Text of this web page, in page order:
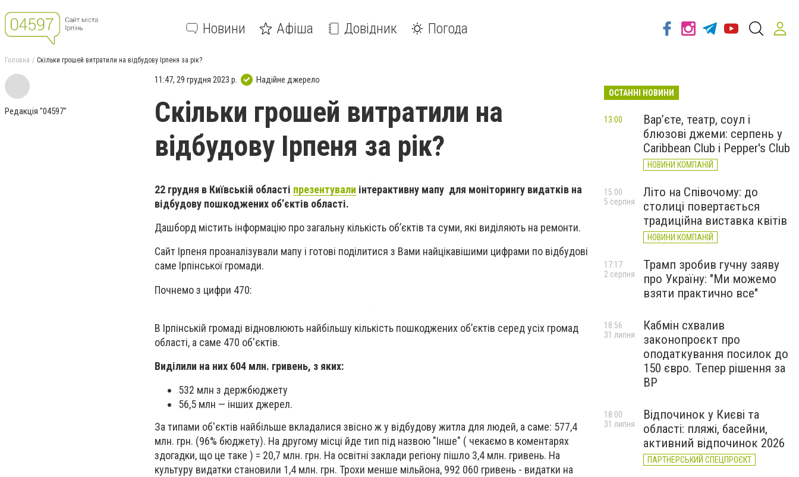
Новини Афіша Довідник Погода
Головна Скільки грошей витратили на відбудову Ірпеня за рік?
Редакція "04597"
11:47, 29 грудня 2023 р. Надійне джерело
Скільки грошей витратили на
відбудову Ірпеня за рік?
22 грудня в Київській області презентували інтерактивну мапу для моніторингу видатків на
відбудову пошкоджених об’єктів області.
Дашборд містить інформацію про загальну кількість об’єктів та суми, які виділяють на ремонти.
Сайт Ірпеня проаналізували мапу і готові поділитися з Вами найцікавішими цифрами по відбудові
саме Ірпінської громади.
Почнемо з цифри 470:
В Ірпінській громаді відновлюють найбільшу кількість пошкоджених об’єктів серед усіх громад
області, а саме 470 об'єктів.
Виділили на них 604 млн. гривень, з яких:
532 млн з держбюджету
56,5 млн — інших джерел.
За типами об'єктів найбільше вкладалися звісно ж у відбудову житла для людей, а саме: 577,4
млн. грн. (96% бюджету). На другому місці йде тип під назвою "Інше" ( чекаємо в коментарях
здогадки, що це таке ) = 20,7 млн. грн. На освітні заклади регіону пішло 3,4 млн. гривень. На
культуру видатки становили 1,4 млн. грн. Трохи менше мільйона, 992 060 гривень - видатки на
ОСТАННІ НОВИНИ
Вар’єте, театр, соул і
блюзові джеми: серпень у
Caribbean Club і Pepper's Club
НОВИНИ КОМПАНІЙ
13:00
Літо на Співочому: до
столиці повертається
традиційна виставка квітів
НОВИНИ КОМПАНІЙ
15:00
5 серпня
Трамп зробив гучну заяву
про Україну: "Ми можемо
взяти практично все"
17:17
2 серпня
Кабмін схвалив
законопроєкт про
оподаткування посилок до
150 євро. Тепер рішення за
ВР
18:56
31 липня
Відпочинок у Києві та
області: пляжі, басейни,
активний відпочинок 2026
ПАРТНЕРСЬКИЙ СПЕЦПРОЄКТ
18:00
31 липня